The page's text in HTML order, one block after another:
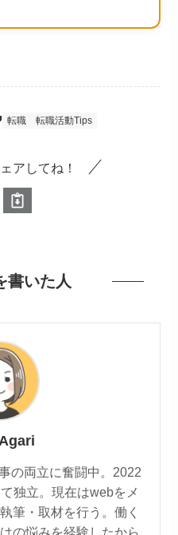
転職 転職活動Tips
アしてね！
書いた人
の両立に奮闘中。2022
独立。現在はwebをメ
筆・取材を行う。働く
の悩みを経験したから